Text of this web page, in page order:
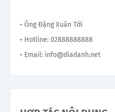
• Ông Đặng Xuân Tới
• Hotline: 02888888888
• Email: info@diadanh.net